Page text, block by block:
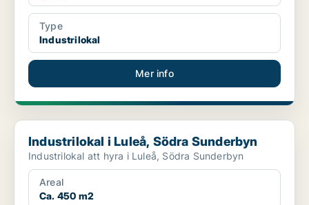
Type
Industrilokal
Mer info
Industrilokal i Luleå, Södra Sunderbyn
Industrilokal i Luleå, Södra Sunderbyn
Industrilokal att hyra i Luleå, Södra Sunderbyn
Areal
Ca. 450 m2